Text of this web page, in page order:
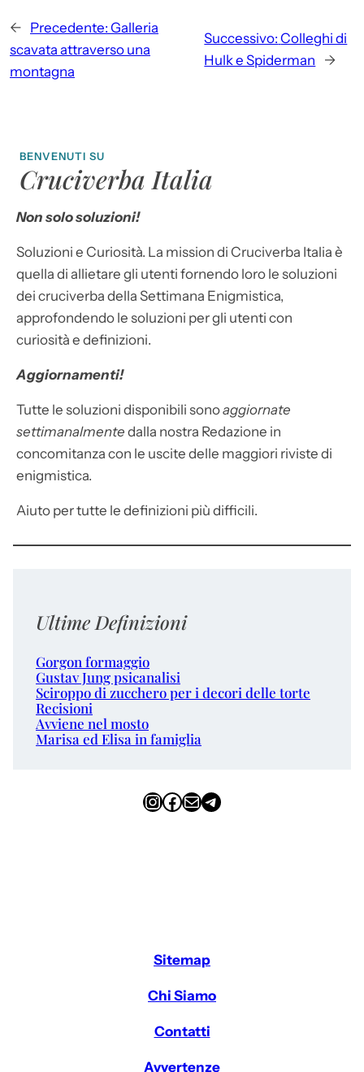
← Precedente: Galleria
scavata attraverso una
montagna
Successivo: Colleghi di
Hulk e Spiderman
→
BENVENUTI SU
Cruciverba Italia
Non solo soluzioni!
Soluzioni e Curiosità. La mission di Cruciverba Italia è
quella di allietare gli utenti fornendo loro le soluzioni
dei cruciverba della Settimana Enigmistica,
approfondendo le soluzioni per gli utenti con
curiosità e definizioni.
Aggiornamenti!
Tutte le soluzioni disponibili sonoaggiornate
settimanalmente dalla nostra Redazione in
concomitanza con le uscite delle maggiori riviste di
enigmistica.
Aiuto per tutte le definizioni più difficili.
Ultime Definizioni
Gorgon formaggio
Gustav Jung psicanalisi
Sciroppo di zucchero per i decori delle torte
Recisioni
Avviene nel mosto
Marisa ed Elisa in famiglia
InstagramFacebook Email Telegram
Sitemap
Chi Siamo
Contatti
Avvertenze